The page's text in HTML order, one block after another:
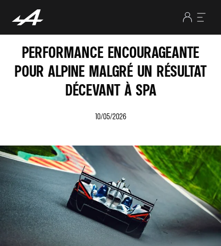
PERFORMANCE ENCOURAGEANTE
POUR ALPINE MALGRÉ UN RÉSULTAT
DÉCEVANT À SPA
10/05/2026